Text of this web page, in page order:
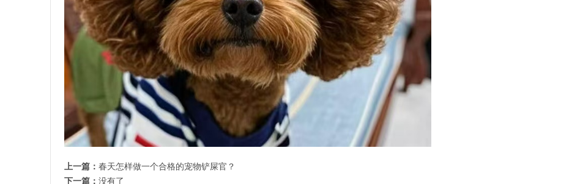
上一篇： 春天怎样做一个合格的宠物铲屎官？
下一篇： 没有了